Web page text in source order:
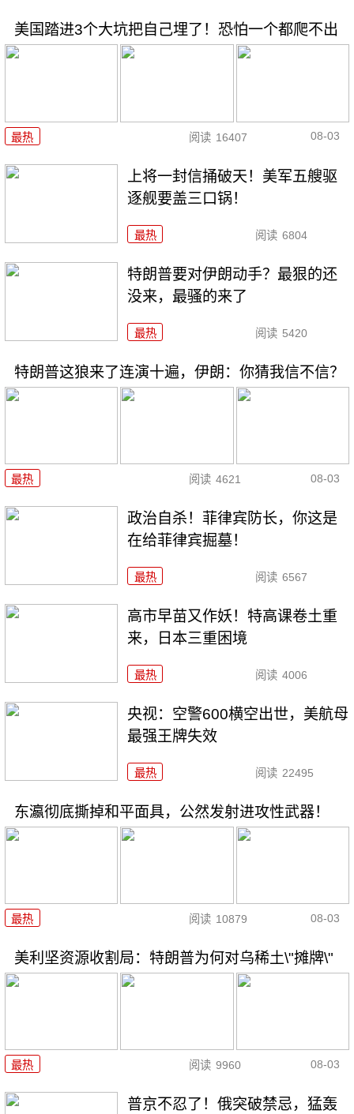
美国踏进3个大坑把自己埋了！恐怕一个都爬不出
最热 阅读 16407 08-03
上将一封信捅破天！美军五艘驱
逐舰要盖三口锅！
最热 阅读 6804
特朗普要对伊朗动手？最狠的还
没来，最骚的来了
最热 阅读 5420
特朗普这狼来了连演十遍，伊朗：你猜我信不信？
最热 阅读 4621 08-03
政治自杀！菲律宾防长，你这是
在给菲律宾掘墓！
最热 阅读 6567
高市早苗又作妖！特高课卷土重
来，日本三重困境
最热 阅读 4006
央视：空警600横空出世，美航母
最强王牌失效
最热 阅读 22495
东瀛彻底撕掉和平面具，公然发射进攻性武器！
最热 阅读 10879 08-03
美利坚资源收割局：特朗普为何对乌稀土\"摊牌\"
最热 阅读 9960 08-03
普京不忍了！俄突破禁忌，猛轰